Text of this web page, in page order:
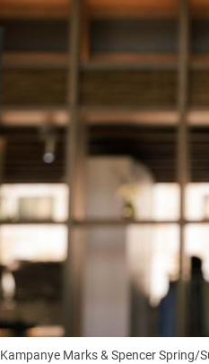
Kampanye Marks & Spencer Spring/